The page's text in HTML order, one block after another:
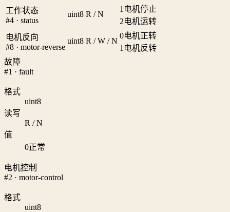
工作状态
#4 · status
uint8 R / N
1 电机停止
2电机运转
电机反向
#8 · motor-reverse
uint8 R / W / N
0电机正转
1 电机反转
故障
#1 · fault
格式
uint8
读写
R / N
值
0正常
电机控制
#2 · motor-control
格式
uint8